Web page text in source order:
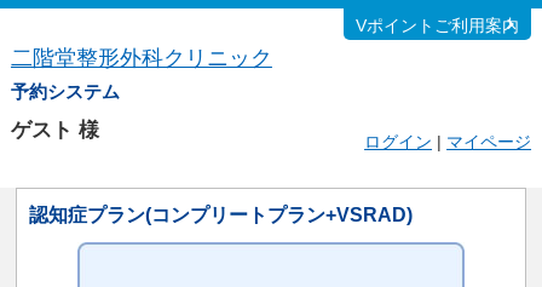
二階堂整形外科クリニック
予約システム
Vポイントご利用案内
ゲスト 様 ログイン | マイページ
認知症プラン(コンプリートプラン+VSRAD)